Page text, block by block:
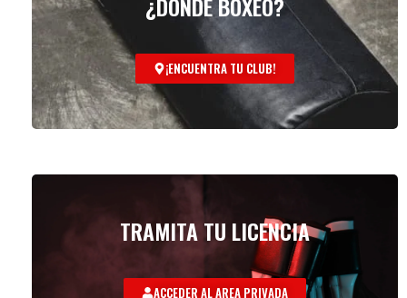
¡ENCUENTRA TU CLUB!
TRAMITA TU LICENCIA
ACCEDER AL AREA PRIVADA